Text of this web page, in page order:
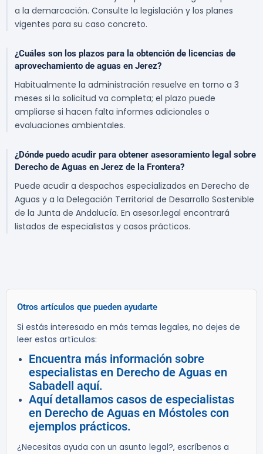
a la demarcación. Consulte la legislación y los planes
vigentes para su caso concreto.
¿Cuáles son los plazos para la obtención de licencias de
aprovechamiento de aguas en Jerez?
Habitualmente la administración resuelve en torno a 3
meses si la solicitud va completa; el plazo puede
ampliarse si hacen falta informes adicionales o
evaluaciones ambientales.
¿Dónde puedo acudir para obtener asesoramiento legal sobre
Derecho de Aguas en Jerez de la Frontera?
Puede acudir a despachos especializados en Derecho de
Aguas y a la Delegación Territorial de Desarrollo Sostenible
de la Junta de Andalucía. En asesor.legal encontrará
listados de especialistas y casos prácticos.
Otros artículos que pueden ayudarte
Si estás interesado en más temas legales, no dejes de
leer estos artículos:
Encuentra más información sobre
especialistas en Derecho de Aguas en
Sabadell aquí.
Aquí detallamos casos de especialistas
en Derecho de Aguas en Móstoles con
ejemplos prácticos.
¿Necesitas ayuda con un asunto legal?, escríbenos a